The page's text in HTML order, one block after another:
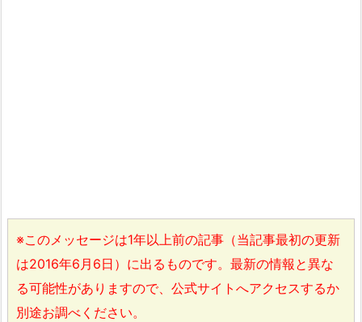
※このメッセージは1年以上前の記事（当記事最初の更新
は2016年6月6日）に出るものです。最新の情報と異な
る可能性がありますので、公式サイトへアクセスするか
別途お調べください。